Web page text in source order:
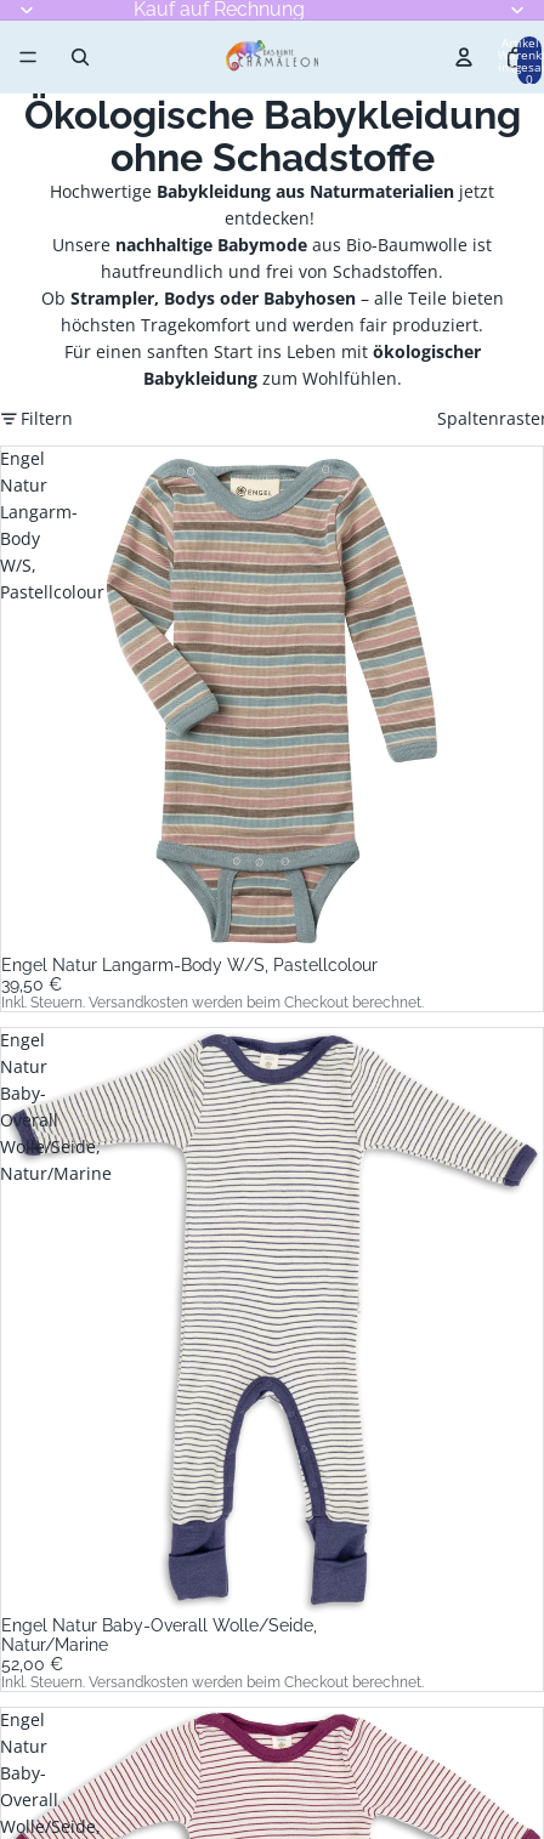
Kauf auf Rechnung
Artikel
0
Ökologische Babykleidung
ohne Schadstoffe
Hochwertige Babykleidung aus Naturmaterialien jetzt
entdecken!
Unsere nachhaltige Babymode aus Bio-Baumwolle ist
hautfreundlich und frei von Schadstoffen.
Ob Strampler, Bodys oder Babyhosen– alle Teile bieten
höchsten Tragekomfort und werden fair produziert.
Für einen sanften Start ins Leben mit ökologischer
Babykleidungzum Wohlfühlen.
Filtern
Engel
Natur
Langarm-
Body
W/S,
Pastellcolour
Engel Natur Langarm-Body W/S, Pastellcolour
39,50 €
Inkl. Steuern. Versandkosten werden beim Checkout berechnet.
Engel
Natur
Baby-
Overall
Wolle/Seide,
Natur/Marine
Engel Natur Baby-Overall Wolle/Seide,
Natur/Marine
52,00 €
Inkl. Steuern. Versandkosten werden beim Checkout berechnet.
Engel
Natur
Baby-
Overall
Wolle/Seide,